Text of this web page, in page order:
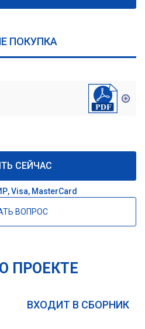
ПОКУПКА
СЕЙЧАС
Visa, MasterCard
ВОПРОС
ПРОЕКТЕ
ВХОДИТ В СБОРНИК